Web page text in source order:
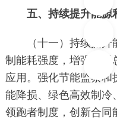
五、持续提升能源
（十一）持续提升能
制能耗强度，增强能耗
应用。强化节能监察
能降损、绿色高效制冷
领跑者制度，创新合同